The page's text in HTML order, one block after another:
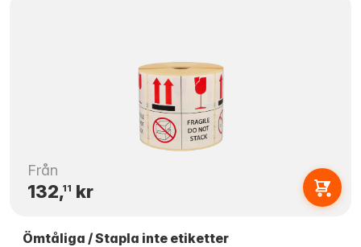
Från
132,11 kr
Ömtåliga / Stapla inte etiketter